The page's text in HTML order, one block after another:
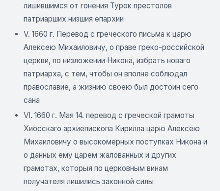
лишившимся от гонения Турок престолов
патриарших низшия епархии
V. 1660 г. Перевод с греческого письма к царю
Алексею Михаиловичу, о праве греко-российской
церкви, по низложении Никона, избрать новаго
патриарха, с тем, чтобы он вполне соблюдал
православие, а жизнию своею был достоин сего
сана
VI. 1660 г. Мая 14. перевод с греческой грамоты
Хиосскаго архиепископа Кирилла царю Алексею
Михаиловичу о высокомерных поступках Никона и
о данных ему царем жалованных и других
грамотах, которыя по церковным винам
получателя лишились законной силы